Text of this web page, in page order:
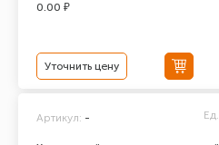
0.00 ₽
Уточнить цену
Артикул: -